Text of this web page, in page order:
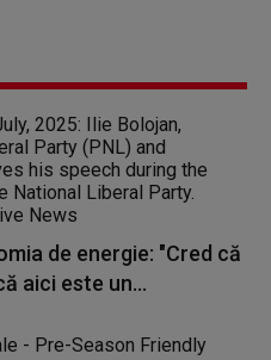
de energie: "Cred că
aici este un...